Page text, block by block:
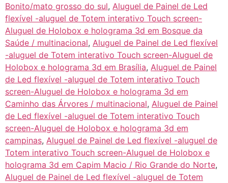
Bonito/mato grosso do sul, Aluguel de Painel de Led
flexível -aluguel de Totem interativo Touch screen-
Aluguel de Holobox e holograma 3d em Bosque da
Saúde / multinacional, Aluguel de Painel de Led flexível
-aluguel de Totem interativo Touch screen-Aluguel de
Holobox e holograma 3d em Brasília, Aluguel de Painel
de Led flexível -aluguel de Totem interativo Touch
screen-Aluguel de Holobox e holograma 3d em
Caminho das Árvores / multinacional, Aluguel de Painel
de Led flexível -aluguel de Totem interativo Touch
screen-Aluguel de Holobox e holograma 3d em
campinas, Aluguel de Painel de Led flexível -aluguel de
Totem interativo Touch screen-Aluguel de Holobox e
holograma 3d em Capim Macio / Rio Grande do Norte,
Aluguel de Painel de Led flexível -aluguel de Totem